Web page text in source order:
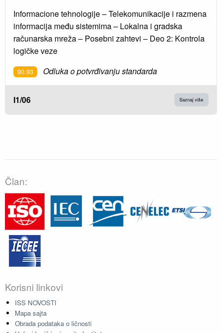
Informacione tehnologije – Telekomunikacije i razmena
informacija među sistemima – Lokalna i gradska
računarska mreža – Posebni zahtevi – Deo 2: Kontrola
logičke veze
90.93 Odluka o potvrđivanju standarda
I1/06 Saznaj više
Član:
Korisni linkovi
ISS NOVOSTI
Mapa sajta
Obrada podataka o ličnosti